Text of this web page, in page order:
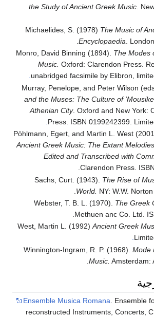
the Study of Ancient Greek Music.
Michaelides, S. (1978) The Music of
Encyclopaedia .
Monro, David Binning (1894). The Modes
Music. Oxford: Clarendon Press.
unabridged facsimile by Elibron,
Murray, Penelope, and Peter Wilson
and the Muses: The Culture of
Athenian City. Oxford and New York:
Press. ISBN 0199242399.
Pöhlmann, Egert, and Martin L. West
Ancient Greek Music: The Extant
Edited and Transcribed with
Clarendon Press.
Sachs, Curt. (1943). The Rise of
World. NY: W.W.
Webster, T. B. L. (1970). The Greek
Methuen anc Co. Ltd.
West, Martin L. (1992)Ancient Greek
Winnington-Ingram, R. P. (1968). Mode
Music. Amsterdam:
Ensemble Musica Romana . Ensemble
reconstructed Instruments, Concerts,